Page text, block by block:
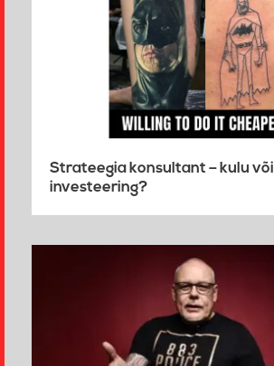
Strateegia konsultant – kulu või
investeering?